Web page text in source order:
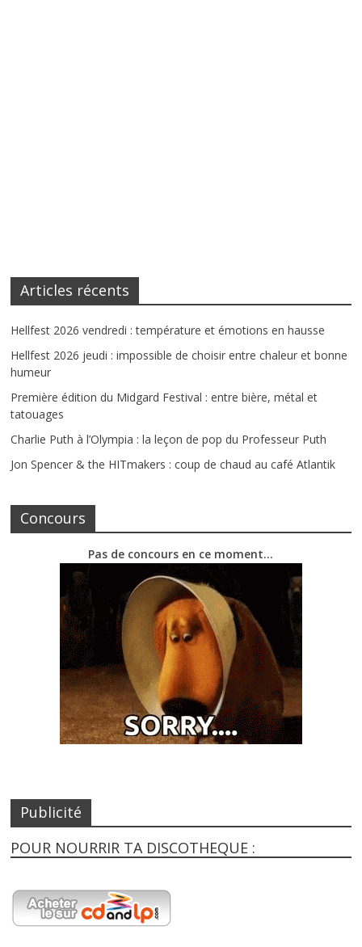
Articles récents
Hellfest 2026 vendredi : température et émotions en hausse
Hellfest 2026 jeudi : impossible de choisir entre chaleur et bonne
humeur
Première édition du Midgard Festival : entre bière, métal et
tatouages
Charlie Puth à l’Olympia : la leçon de pop du Professeur Puth
Jon Spencer & the HITmakers : coup de chaud au café Atlantik
Concours
Pas de concours en ce moment…
Publicité
POUR NOURRIR TA DISCOTHEQUE :